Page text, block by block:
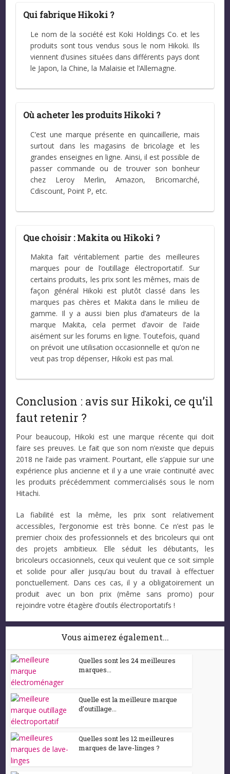
Qui fabrique Hikoki ?
Le nom de la société est Koki Holdings Co. et les
produits sont tous vendus sous le nom Hikoki. Ils
viennent d’usines situées dans différents pays dont
le Japon, la Chine, la Malaisie et l’Allemagne.
Où acheter les produits Hikoki ?
C’est une marque présente en quincaillerie, mais
surtout dans les magasins de bricolage et les
grandes enseignes en ligne. Ainsi, il est possible de
passer commande ou de trouver son bonheur
chez Leroy Merlin, Amazon, Bricomarché,
Cdiscount, Point P, etc.
Que choisir : Makita ou Hikoki ?
Makita fait véritablement partie des meilleures
marques pour de l’outillage électroportatif. Sur
certains produits, les prix sont les mêmes, mais de
façon général Hikoki est plutôt classé dans les
marques pas chères et Makita dans le milieu de
gamme. Il y a aussi bien plus d’amateurs de la
marque Makita, cela permet d’avoir de l’aide
aisément sur les forums en ligne. Toutefois, quand
on prévoit une utilisation occasionnelle et qu’on ne
veut pas trop dépenser, Hikoki est pas mal.
Conclusion : avis sur Hikoki, ce qu’il
faut retenir ?
Pour beaucoup, Hikoki est une marque récente qui doit
faire ses preuves. Le fait que son nom n’existe que depuis
2018 ne l’aide pas vraiment. Pourtant, elle s’appuie sur une
expérience plus ancienne et il y a une vraie continuité avec
les produits précédemment commercialisés sous le nom
Hitachi.
La fiabilité est la même, les prix sont relativement
accessibles, l’ergonomie est très bonne. Ce n’est pas le
premier choix des professionnels et des bricoleurs qui ont
des projets ambitieux. Elle séduit les débutants, les
bricoleurs occasionnels, ceux qui veulent que ce soit simple
et solide pour aller jusqu’au bout du travail à effectuer
ponctuellement. Dans ces cas, il y a obligatoirement un
produit avec un bon prix (même sans promo) pour
rejoindre votre étagère d’outils électroportatifs !
Vous aimerez également...
Quelles sont les 24 meilleures
marques...
Quelle est la meilleure marque
d’outillage...
Quelles sont les 12 meilleures
marques de lave-linges ?